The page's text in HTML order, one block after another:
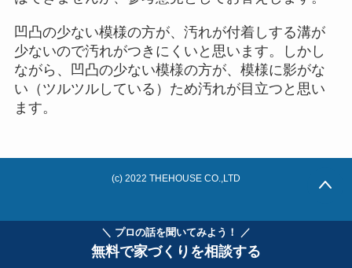
＼ プロの話を聞いてみよう！ ／
無料で家づくりを相談する
凹凸の少ない模様の方が、汚れが付着しする溝が
少ないので汚れがつきにくいと思います。しかし
ながら、凹凸の少ない模様の方が、模様に影がな
い（ツルツルしている）ため汚れが目立つと思い
ます。
(c) 2022 THEHOUSE CO.,LTD